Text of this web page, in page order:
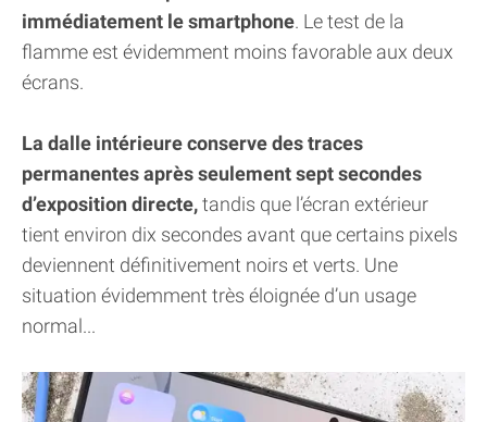
immédiatement le smartphone. Le test de la
flamme est évidemment moins favorable aux deux
écrans.
La dalle intérieure conserve des traces
permanentes après seulement sept secondes
d’exposition directe,tandis que l’écran extérieur
tient environ dix secondes avant que certains pixels
deviennent définitivement noirs et verts. Une
situation évidemment très éloignée d’un usage
normal...